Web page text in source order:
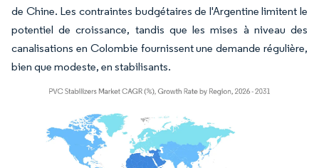
de Chine. Les contraintes budgétaires de l'Argentine limitent le
potentiel de croissance, tandis que les mises à niveau des
canalisations en Colombie fournissent une demande régulière,
bien que modeste, en stabilisants.